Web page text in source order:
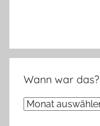
Wann war das?
Wann